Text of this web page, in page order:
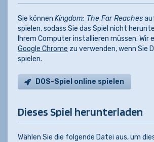
Sie können Kingdom: The Far Reaches
spielen, sodass Sie das Spiel nicht
Ihrem Computer installieren müssen. Wir
Google Chrome zu verwenden, wenn Sie
spielen.
DOS-Spiel online spielen
Dieses Spiel herunterladen
Wählen Sie die folgende Datei aus, um